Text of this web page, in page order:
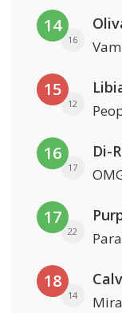
14
16
15
12
16
17
Di-
17
22
18
14